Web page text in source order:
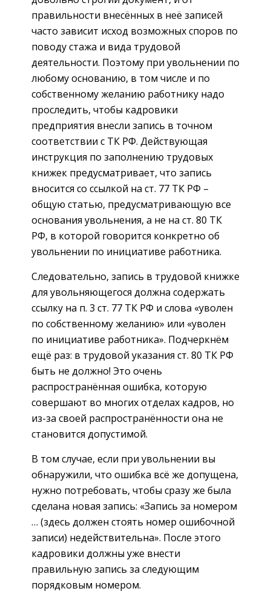
правильности внесённых в неё записей
часто зависит исход возможных споров по
поводу стажа и вида трудовой
деятельности. Поэтому при увольнении по
любому основанию, в том числе и по
собственному желанию работнику надо
проследить, чтобы кадровики
предприятия внесли запись в точном
соответствии с ТК РФ. Действующая
инструкция по заполнению трудовых
книжек предусматривает, что запись
вносится со ссылкой на ст. 77 ТК РФ –
общую статью, предусматривающую все
основания увольнения, а не на ст. 80 ТК
РФ, в которой говорится конкретно об
увольнении по инициативе работника.
Следовательно, запись в трудовой книжке
для увольняющегося должна содержать
ссылку на п. 3 ст. 77 ТК РФ и слова «уволен
по собственному желанию» или «уволен
по инициативе работника». Подчеркнём
ещё раз: в трудовой указания ст. 80 ТК РФ
быть не должно! Это очень
распространённая ошибка, которую
совершают во многих отделах кадров, но
из-за своей распространённости она не
становится допустимой.
В том случае, если при увольнении вы
обнаружили, что ошибка всё же допущена,
нужно потребовать, чтобы сразу же была
сделана новая запись: «Запись за номером
… (здесь должен стоять номер ошибочной
записи) недействительна». После этого
кадровики должны уже внести
правильную запись за следующим
порядковым номером.